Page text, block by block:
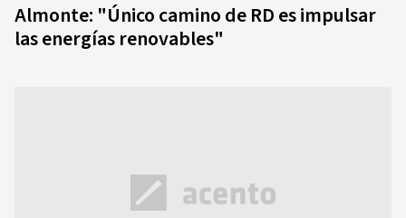
Almonte: "Único camino de RD es impulsar
las energías renovables"